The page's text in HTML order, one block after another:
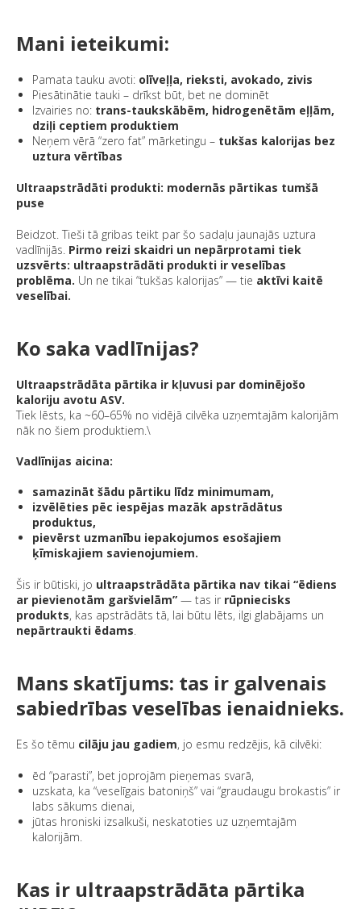
Mani ieteikumi:
Pamata tauku avoti: olīveļļa, rieksti, avokado, zivis
Piesātinātie tauki – drīkst būt, bet ne dominēt
Izvairies no: trans-taukskābēm, hidrogenētām eļļām,
dziļi ceptiem produktiem
Neņem vērā “zero fat” mārketingu – tukšas kalorijas bez
uztura vērtības
Ultraapstrādāti produkti: modernās pārtikas tumšā
puse
Beidzot. Tieši tā gribas teikt par šo sadaļu jaunajās uztura
vadlīnijās. Pirmo reizi skaidri un nepārprotami tiek
uzsvērts: ultraapstrādāti produkti ir veselības
problēma. Un ne tikai “tukšas kalorijas” — tie aktīvi kaitē
veselībai.
Ko saka vadlīnijas?
Ultraapstrādāta pārtika ir kļuvusi par dominējošo
kaloriju avotu ASV.
Tiek lēsts, ka ~60–65% no vidējā cilvēka uzņemtajām kalorijām
nāk no šiem produktiem.\
Vadlīnijas aicina:
samazināt šādu pārtiku līdz minimumam,
izvēlēties pēc iespējas mazāk apstrādātus
produktus,
pievērst uzmanību iepakojumos esošajiem
ķīmiskajiem savienojumiem.
Šis ir būtiski, jo ultraapstrādāta pārtika nav tikai “ēdiens
ar pievienotām garšvielām” — tas ir rūpniecisks
produkts, kas apstrādāts tā, lai būtu lēts, ilgi glabājams un
nepārtraukti ēdams.
Mans skatījums: tas ir galvenais
sabiedrības veselības ienaidnieks.
Es šo tēmu cilāju jau gadiem, jo esmu redzējis, kā cilvēki:
ēd “parasti”, bet joprojām pieņemas svarā,
uzskata, ka “veselīgais batoniņš” vai “graudaugu brokastis” ir
labs sākums dienai,
jūtas hroniski izsalkuši, neskatoties uz uzņemtajām
kalorijām.
Kas ir ultraapstrādāta pārtika